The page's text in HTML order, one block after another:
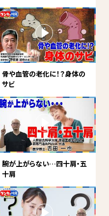
骨や血管の老化に！？身体の
サビ
腕が上がらない…四十肩・五
十肩